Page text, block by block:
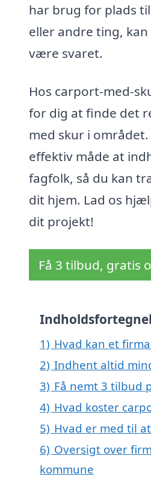
har brug for plads
eller andre ting,
være svaret.
Hos carport-med-
for dig at finde det
med skur i
effektiv måde at
fagfolk, så du kan
dit hjem. Lad os
dit projekt!
Få 3 tilbud, gratis
1) Hvad kan et
2) Indhent altid
3) Få nemt 3 tilbud
4) Hvad koster
5) Hvad er med til
6) Oversigt over
kommune